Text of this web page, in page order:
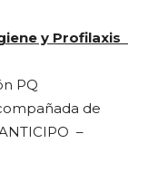
y Profilaxis
PQ
de
–